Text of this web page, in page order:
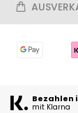
Bezahlen
mit Klarna